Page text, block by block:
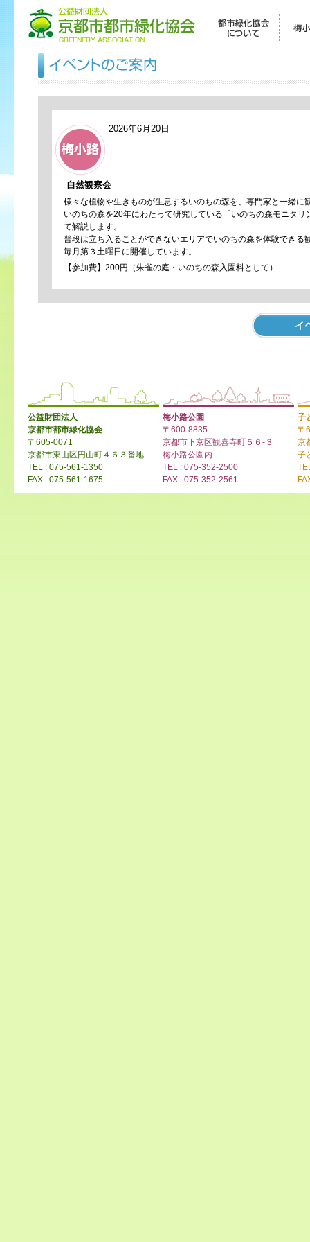
2026年6月20日
自然観察会
様々な植物や生きものが生息するいのちの森を、専門家と一緒に
いのちの森を20年にわたって研究している「いのちの森モニタ
て解説します。
普段は立ち入ることができないエリアでいのちの森を体験できる
毎月第３土曜日に開催しています。
【参加費】200円（朱雀の庭・いのちの森入園料として）
公益財団法人
京都市都市緑化協会
〒605-0071
京都市東山区円山町４６３番地
TEL : 075-561-1350
FAX : 075-561-1675
梅小路公園
〒600-8835
京都市下京区観喜寺町５６-３
梅小路公園内
TEL : 075-352-2500
FAX : 075-352-2561
子
〒
京
子